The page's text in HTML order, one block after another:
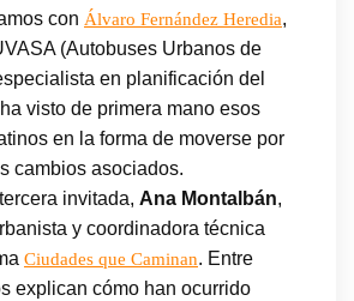
con Álvaro Fernández Heredia,
(Autobuses Urbanos de
en planificación del
visto de primera mano esos
en la forma de moverse por
cambios asociados.
invitada, Ana Montalbán,
y coordinadora técnica
Ciudades que Caminan. Entre
explican cómo han ocurrido